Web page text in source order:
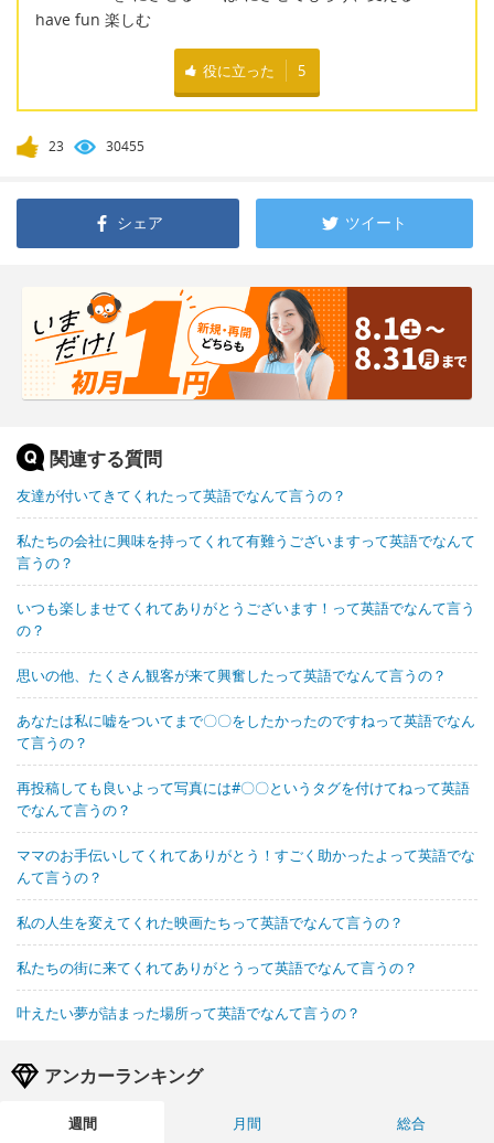
have fun 楽しむ
役に立った 5
23 30455
シェア ツイート
関連する質問
友達が付いてきてくれたって英語でなんて言うの？
私たちの会社に興味を持ってくれて有難うございますって英語でなんて
言うの？
いつも楽しませてくれてありがとうございます！って英語でなんて言う
の？
思いの他、たくさん観客が来て興奮したって英語でなんて言うの？
あなたは私に嘘をついてまで〇〇をしたかったのですねって英語でなん
て言うの？
再投稿しても良いよって写真には#〇〇というタグを付けてねって英語
でなんて言うの？
ママのお手伝いしてくれてありがとう！すごく助かったよって英語でな
んて言うの？
私の人生を変えてくれた映画たちって英語でなんて言うの？
私たちの街に来てくれてありがとうって英語でなんて言うの？
叶えたい夢が詰まった場所って英語でなんて言うの？
アンカーランキング
週間 月間
総合